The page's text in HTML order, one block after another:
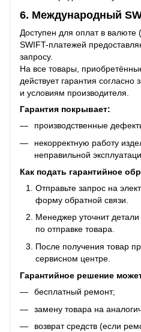
6. Международный
Доступен для оплат в валюте
SWIFT-платежей
запросу.
На все товары,
действует гарантия согласно
и условиям производителя.
Гарантия покрывает:
производственные
некорректную работу
неправильной
Как подать гарантийное
Отправьте запрос на
форму обратной связи.
Менеджер уточнит
по отправке товара.
После получения товар
сервисном центре.
Гарантийное решение
бесплатный ремонт;
замену товара на
возврат средств (если